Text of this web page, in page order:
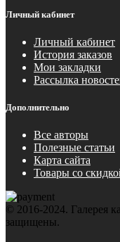
Личный кабинет
Личный кабинет
История заказов
Мои закладки
Рассылка
Дополнительно
Все авторы
Полезные статьи
Карта сайта
Товары со
© 2016-2024. Галерея
защищены.